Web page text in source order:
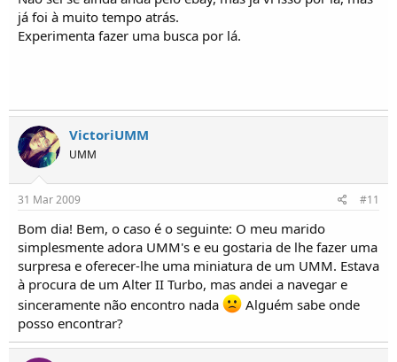
já foi à muito tempo atrás.
Experimenta fazer uma busca por lá.
VictoriUMM
UMM
31 Mar 2009 #11
Bom dia! Bem, o caso é o seguinte: O meu marido
simplesmente adora UMM's e eu gostaria de lhe fazer uma
surpresa e oferecer-lhe uma miniatura de um UMM. Estava
à procura de um Alter II Turbo, mas andei a navegar e
sinceramente não encontro nada
Alguém sabe onde
posso encontrar?